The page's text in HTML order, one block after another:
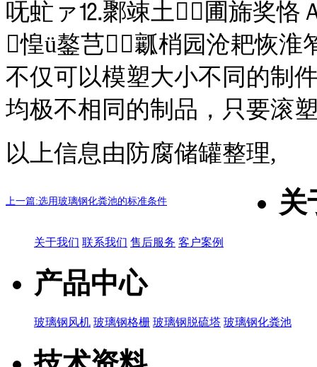
呒虻ァ⒓鄹竦土⒅圃旆奖恪
惶ü鏊芑瓤梢园沧耙恢
不仅可以模塑大小不同的制
均极不相同的制品，只要滚
以上信息由防腐储罐整理,
上一篇:选用玻璃钢化粪池的标准条件 关
关于我们 联系我们 售后服务 客户案例
产品中心
玻璃钢风机 玻璃钢格栅 玻璃钢脱硫塔 玻璃钢化粪池